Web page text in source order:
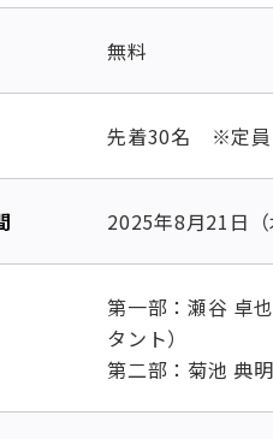
無料
先着30名 ※定員
2025年8月21日
第一部：瀬谷 卓
タント）
第二部：菊池 典